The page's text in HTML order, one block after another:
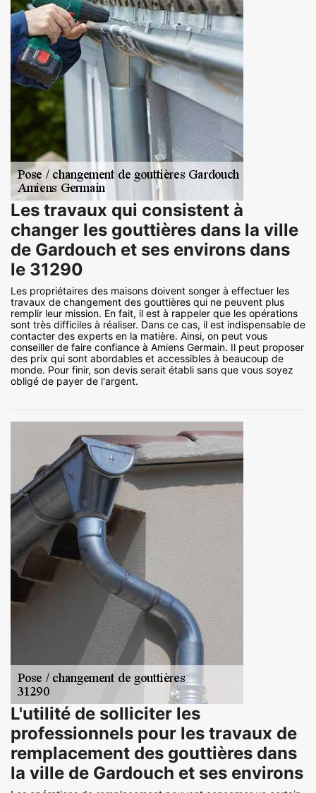
Les travaux qui consistent à
changer les gouttières dans la ville
de Gardouch et ses environs dans
le 31290
Les propriétaires des maisons doivent songer à effectuer les
travaux de changement des gouttières qui ne peuvent plus
remplir leur mission. En fait, il est à rappeler que les opérations
sont très difficiles à réaliser. Dans ce cas, il est indispensable de
contacter des experts en la matière. Ainsi, on peut vous
conseiller de faire confiance à Amiens Germain. Il peut proposer
des prix qui sont abordables et accessibles à beaucoup de
monde. Pour finir, son devis serait établi sans que vous soyez
obligé de payer de l'argent.
L'utilité de solliciter les
professionnels pour les travaux de
remplacement des gouttières dans
la ville de Gardouch et ses environs